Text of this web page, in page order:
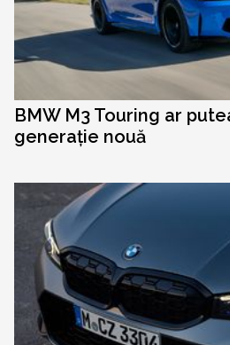
BMW M3 Touring ar
generație nouă